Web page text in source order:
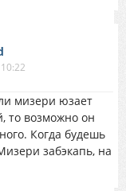
мизери юзает
то возможно он
Когда будешь
забэкапь, на